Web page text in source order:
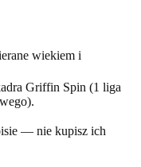
wiekiem i
Griffin Spin (1 liga
— nie kupisz ich